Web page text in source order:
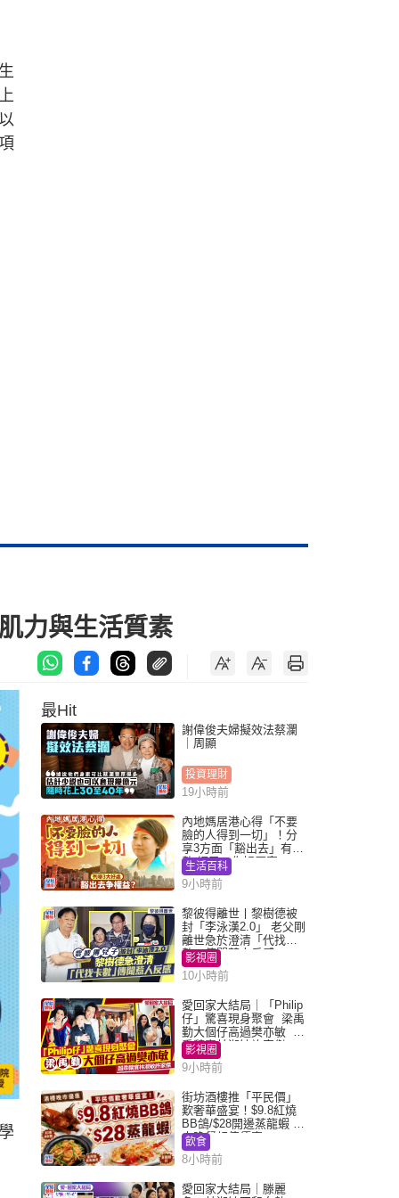
力與生活質素
最Hit
謝偉俊夫婦擬效法蔡瀾
｜周顯
投資理財
19小時前
內地媽居港心得「不要
臉的人得到一切」！分
享3方面「豁出去」有著
數 網民：你好厲害
生活百科
9小時前
黎彼得離世丨黎樹德被
封「李泳漢2.0」 老父剛
離世急於澄清「代找卡
數」傳聞惹人反感
影視圈
10小時前
愛回家大結局｜「Philip
仔」驚喜現身聚會 梁禹
勤大個仔高過樊亦敏 超
乖黐實林淑敏許家傑
影視圈
9小時前
街坊酒樓推「平民價」
歎奢華盛宴！$9.8紅燒
BB鴿/$28開邊蒸龍蝦 3
大晚餐超值優惠
飲食
8小時前
愛回家大結局｜滕麗